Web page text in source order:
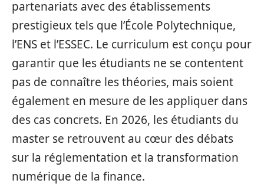
partenariats avec des établissements
prestigieux tels que l’École Polytechnique,
l’ENS et l’ESSEC. Le curriculum est conçu pour
garantir que les étudiants ne se contentent
pas de connaître les théories, mais soient
également en mesure de les appliquer dans
des cas concrets. En 2026, les étudiants du
master se retrouvent au cœur des débats
sur la réglementation et la transformation
numérique de la finance.